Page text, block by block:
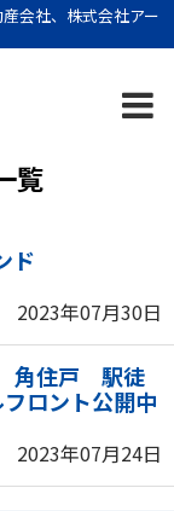
会社、株式会社アー
覧
ド
2023年07月30日
角住戸 駅徒
ロント公開中
2023年07月24日